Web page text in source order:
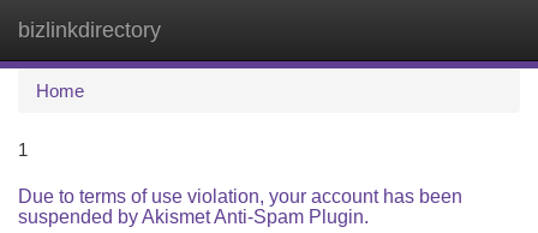
bizlinkdirectory
Home
1
Due to terms of use violation, your account has been
suspended by Akismet Anti-Spam Plugin.